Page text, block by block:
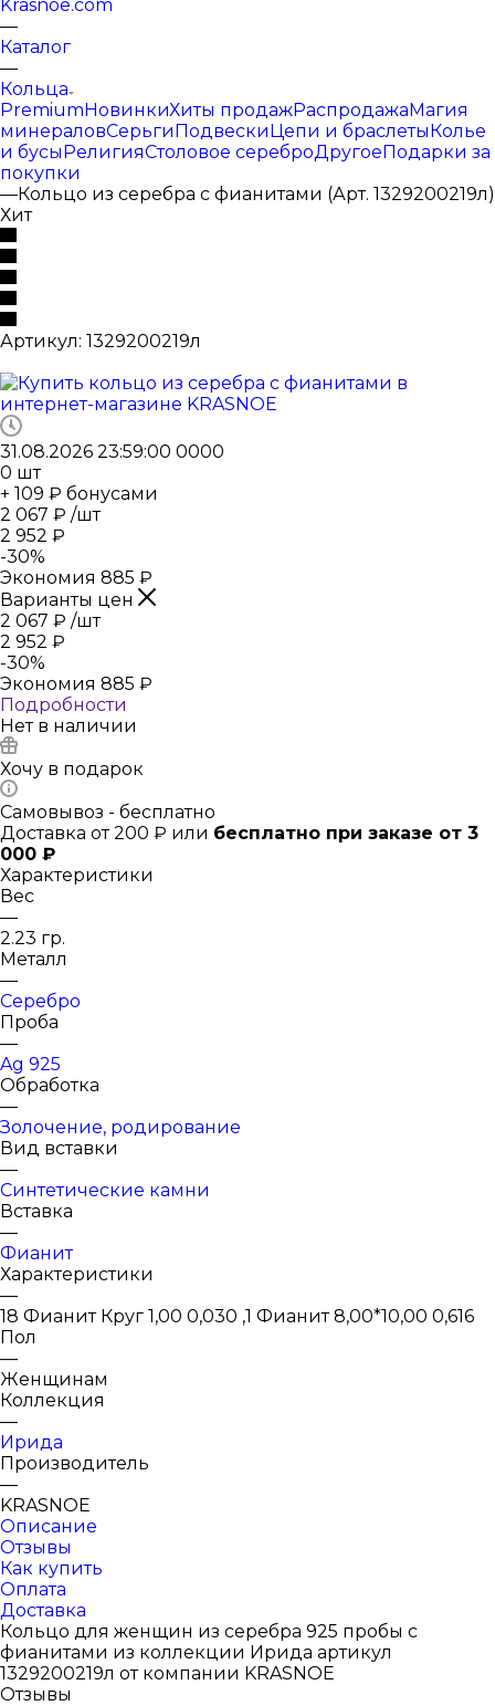
Krasnoe.com
—
Каталог
—
Кольца
PremiumНовинкиХиты продажРаспродажаМагия
минераловСерьгиПодвескиЦепи и браслетыКолье
и бусыРелигияСтоловое сереброДругоеПодарки за
покупки
—Кольцо из серебра с фианитами (Арт. 1329200219л)
Хит
Артикул: 1329200219л
31.08.2026 23:59:00 0000
0 шт
+ 109 ₽ бонусами
2 067 ₽ /шт
2 952 ₽
-30%
Экономия 885 ₽
Варианты цен
2 067 ₽ /шт
2 952 ₽
-30%
Экономия 885 ₽
Подробности
Нет в наличии
Хочу в подарок
Самовывоз - бесплатно
Доставка от 200 ₽ или бесплатно при заказе от 3
000 ₽
Характеристики
Вес
—
2.23 гр.
Металл
—
Серебро
Проба
—
Ag 925
Обработка
—
Золочение, родирование
Вид вставки
—
Синтетические камни
Вставка
—
Фианит
Характеристики
—
18 Фианит Круг 1,00 0,030 ,1 Фианит 8,00*10,00 0,616
Пол
—
Женщинам
Коллекция
—
Ирида
Производитель
—
KRASNOE
Описание
Отзывы
Как купить
Оплата
Доставка
Кольцо для женщин из серебра 925 пробы с
фианитами из коллекции Ирида артикул
1329200219л от компании KRASNOE
Отзывы